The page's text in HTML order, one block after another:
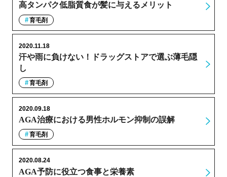
高タンパク低脂質食が髪に与えるメリット
育毛剤
汗や雨に負けない！ドラッグストアで選ぶ薄毛隠
し
2020.11.18
育毛剤
AGA治療における男性ホルモン抑制の誤解
2020.09.18
育毛剤
AGA予防に役立つ食事と栄養素
2020.08.24